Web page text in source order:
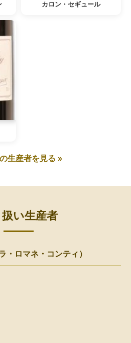
カロン・セギュール
生産者を見る »
い生産者
・ロマネ・コンティ）